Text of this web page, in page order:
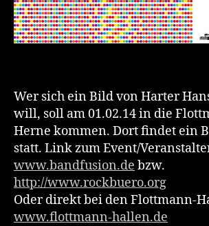
Wer sich ein Bild von Harter
will, soll am 01.02.14 in die
Herne kommen. Dort findet ein
statt. Link zum Event/
www.bandfusion.de bzw.
http://www.rockbuero.org
Oder direkt bei den Flottmann-
www.flottmann-hallen.de